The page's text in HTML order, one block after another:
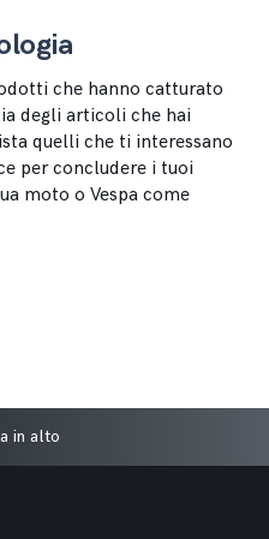
che hanno catturato
degli articoli che hai
quelli che ti interessano
per concludere i tuoi
moto o Vespa come
in alto